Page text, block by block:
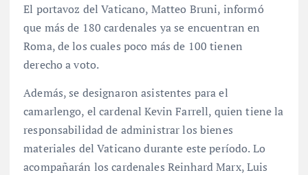
El portavoz del Vaticano, Matteo Bruni, informó
que más de 180 cardenales ya se encuentran en
Roma, de los cuales poco más de 100 tienen
derecho a voto.
Además, se designaron asistentes para el
camarlengo, el cardenal Kevin Farrell, quien tiene la
responsabilidad de administrar los bienes
materiales del Vaticano durante este período. Lo
acompañarán los cardenales Reinhard Marx, Luis